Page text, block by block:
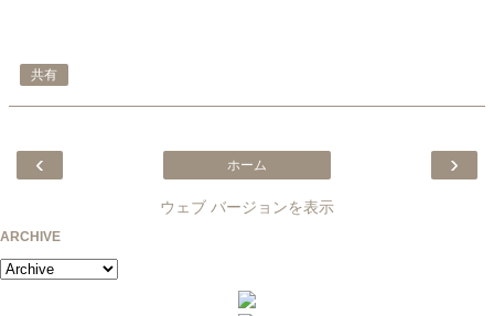
共有
‹ ›
ホーム
ウェブ バージョンを表示
ARCHIVE